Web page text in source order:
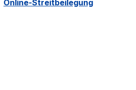
Online-Streitbeilegung